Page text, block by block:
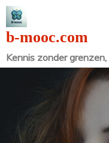
Naar
de
inhoud
gaan
b-mooc.com
Kennis zonder